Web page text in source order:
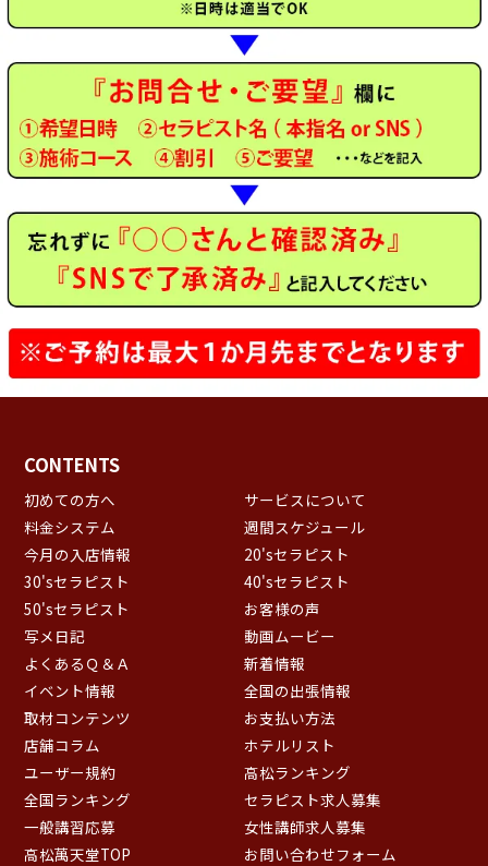
CONTENTS
初めての方へ
サービスについて
料金システム
週間スケジュール
今月の入店情報
20'sセラピスト
30'sセラピスト
40'sセラピスト
50'sセラピスト
お客様の声
写メ日記
動画ムービー
よくあるＱ＆Ａ
新着情報
イベント情報
全国の出張情報
取材コンテンツ
お支払い方法
店舗コラム
ホテルリスト
ユーザー規約
高松ランキング
全国ランキング
セラピスト求人募集
一般講習応募
女性講師求人募集
高松萬天堂TOP
お問い合わせフォーム